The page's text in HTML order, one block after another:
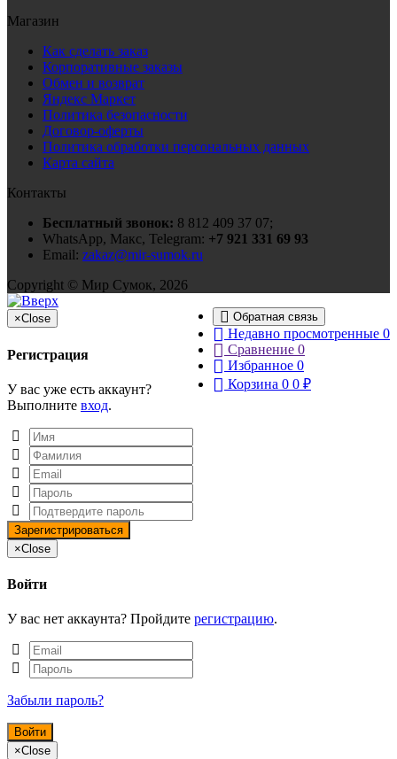
Магазин
Как сделать заказ
Корпоративные заказы
Обмен и возврат
Яндекс Маркет
Политика безопасности
Договор-оферты
Политика обработки персональных данных
Карта сайта
Контакты
Бесплатный звонок: 8 812 409 37 07;
WhatsApp, Макс, Telegram: +7 921 331 69 93
Email: zakaz@mir-sumok.ru
Copyright © Мир Сумок, 2026
Обратная связь
Недавно просмотренные 0
Сравнение 0
Избранное 0
Корзина 0 0 ₽
×Close
Регистрация
У вас уже есть аккаунт?
Выполните вход.
×Close
Войти
У вас нет аккаунта? Пройдите регистрацию.
Забыли пароль?
×Close